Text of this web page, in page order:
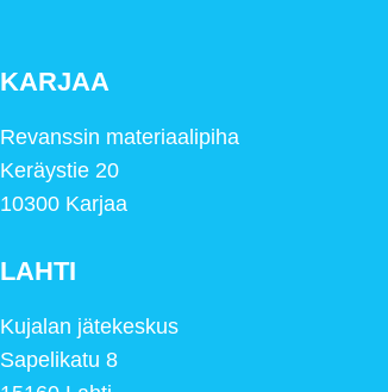
KARJAA
Revanssin materiaalipiha
Keräystie 20
10300 Karjaa
LAHTI
Kujalan jätekeskus
Sapelikatu 8